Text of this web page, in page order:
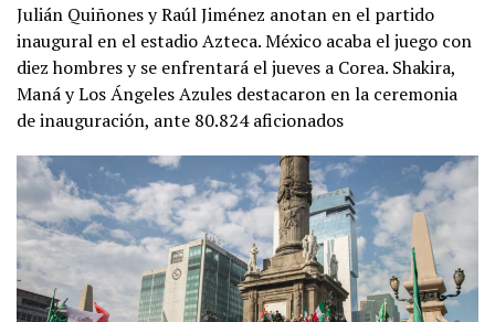
Julián Quiñones y Raúl Jiménez anotan en el partido
inaugural en el estadio Azteca. México acaba el juego con
diez hombres y se enfrentará el jueves a Corea. Shakira,
Maná y Los Ángeles Azules destacaron en la ceremonia
de inauguración, ante 80.824 aficionados